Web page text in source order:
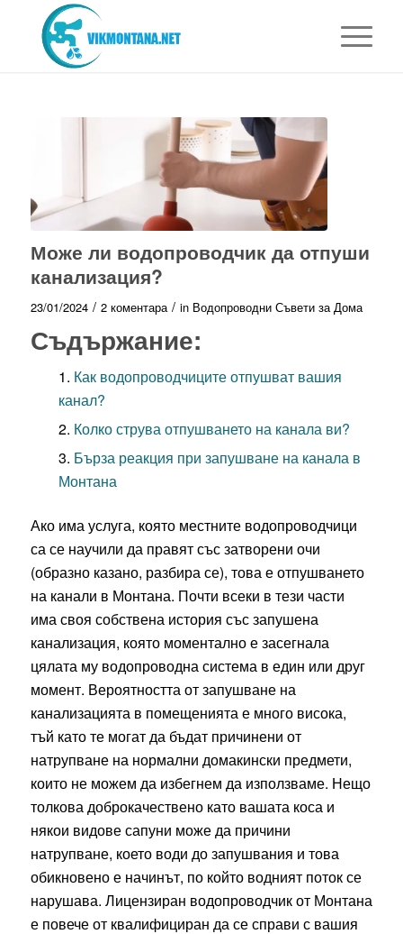
Може ли водопроводчик да отпуши
канализация?
23/01/2024 / 2 коментара / in Водопроводни Съвети за Дома
Съдържание:
Как водопроводчиците отпушват вашия
канал?
Колко струва отпушването на канала ви?
Бърза реакция при запушване на канала в
Монтана
Ако има услуга, която местните водопроводчици
са се научили да правят със затворени очи
(образно казано, разбира се), това е отпушването
на канали в Монтана. Почти всеки в тези части
има своя собствена история със запушена
канализация, която моментално е засегнала
цялата му водопроводна система в един или друг
момент. Вероятността от запушване на
канализацията в помещенията е много висока,
тъй като те могат да бъдат причинени от
натрупване на нормални домакински предмети,
които не можем да избегнем да използваме. Нещо
толкова доброкачествено като вашата коса и
някои видове сапуни може да причини
натрупване, което води до запушвания и това
обикновено е начинът, по който водният поток се
нарушава. Лицензиран водопроводчик от Монтана
е повече от квалифициран да се справи с вашия